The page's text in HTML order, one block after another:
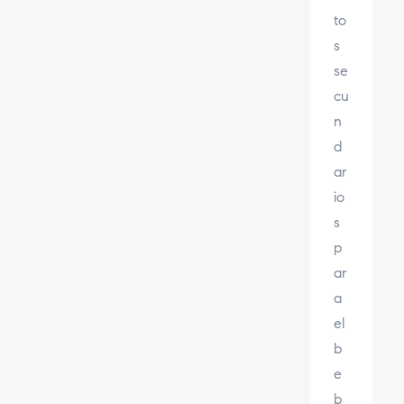
to
s
se
cu
n
d
ar
io
s
p
ar
a
el
b
e
b